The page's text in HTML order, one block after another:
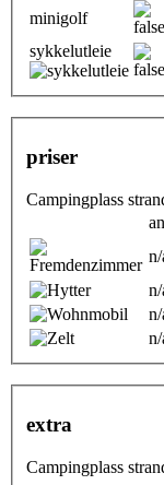
minigolf
sykkelutleie
priser
Campingplass
n/
n/
n/
n/
extra
Campingplass